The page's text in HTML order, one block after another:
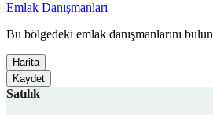
Emlak Danışmanları
Bu bölgedeki emlak danışmanlarını bulun
Harita
Kaydet
Satılık